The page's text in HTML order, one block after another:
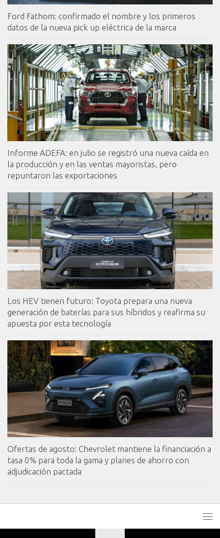
Ford Fathom: confirmado el nombre y los primeros
datos de la nueva pick up eléctrica de la marca
Informe ADEFA: en julio se registró una nueva caída en
la producción y en las ventas mayoristas, pero
repuntaron las exportaciones
Los HEV tienen futuro: Toyota prepara una nueva
generación de baterías para sus híbridos y reafirma su
apuesta por esta tecnología
Ofertas de agosto: Chevrolet mantiene la financiación a
tasa 0% para toda la gama y planes de ahorro con
adjudicación pactada